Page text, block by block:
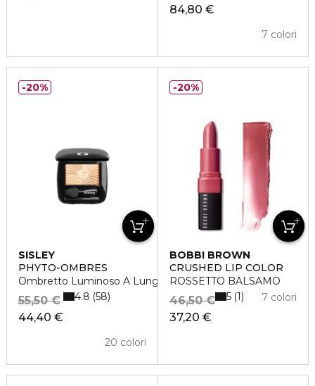
84,80 €
7 colori
SISLEY
PHYTO-OMBRES
Ombretto Luminoso A Lunga Tenuta
44,40 €
55,50 €
20 colori
4.8 58
20%
BOBBI BROWN
CRUSHED LIP COLOR
ROSSETTO BALSAMO
37,20 €
46,50 € 7 colori
5 1
20%